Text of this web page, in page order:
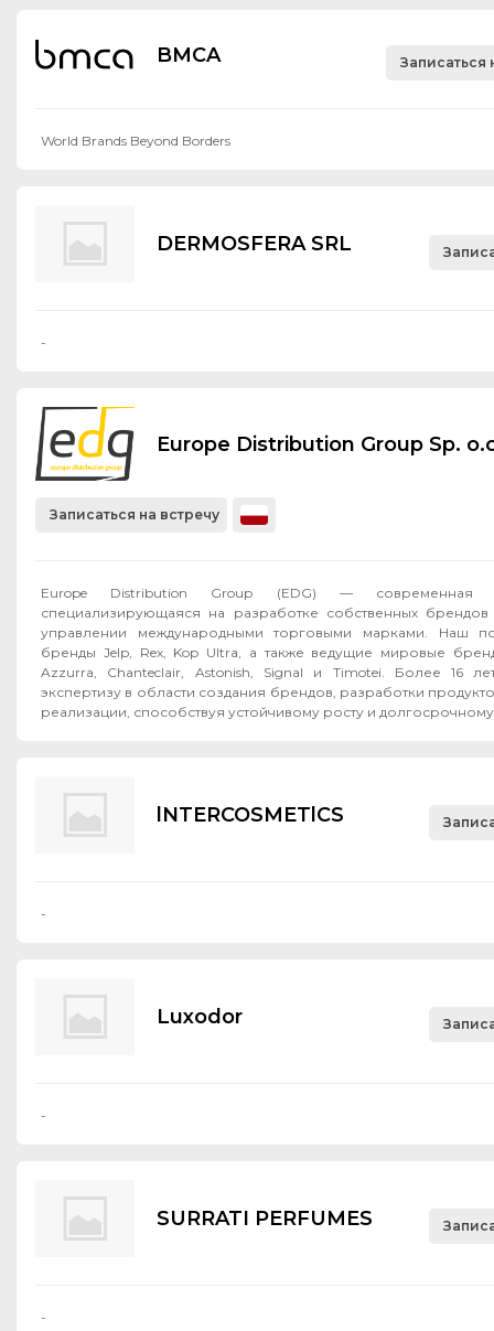
BMCA Записаться
World Brands Beyond Borders
DERMOSFERA SRL
-
Europe Distribution Group Sp.
Записаться на встречу
Europe Distribution Group (EDG) — современная
специализирующаяся на разработке собственных брендов
управлении международными торговыми марками. Наш
бренды Jelp, Rex, Kop Ultra, а также ведущие мировые
Azzurra, Chanteclair, Astonish, Signal и Timotei. Более 16
экспертизу в области создания брендов, разработки
реализации, способствуя устойчивому росту и
lNTERCOSMETlCS
-
Luхоdоr
-
SURRATI PERFUMES
-